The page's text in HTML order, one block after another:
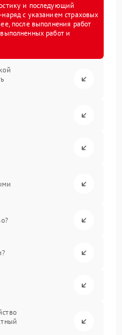
и последующий
с указанием страховых
после выполнения работ
работ и